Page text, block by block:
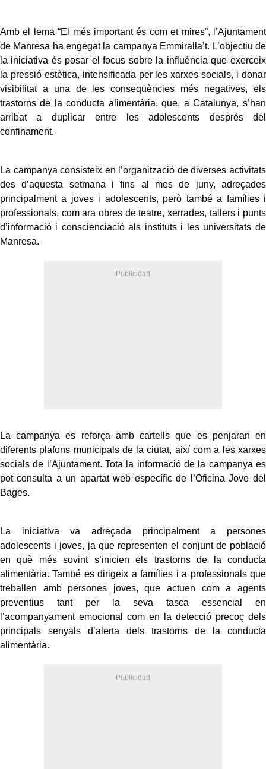
Amb el lema “El més important és com et mires”, l’Ajuntament
de Manresa ha engegat la campanya Emmiralla’t. L’objectiu de
la iniciativa és posar el focus sobre la influència que exerceix
la pressió estètica, intensificada per les xarxes socials, i donar
visibilitat a una de les conseqüències més negatives, els
trastorns de la conducta alimentària, que, a Catalunya, s’han
arribat a duplicar entre les adolescents després del
confinament.
La campanya consisteix en l’organització de diverses activitats
des d’aquesta setmana i fins al mes de juny, adreçades
principalment a joves i adolescents, però també a famílies i
professionals, com ara obres de teatre, xerrades, tallers i punts
d’informació i conscienciació als instituts i les universitats de
Manresa.
La campanya es reforça amb cartells que es penjaran en
diferents plafons municipals de la ciutat, així com a les xarxes
socials de l’Ajuntament. Tota la informació de la campanya es
pot consulta a un apartat web específic de l’Oficina Jove del
Bages.
La iniciativa va adreçada principalment a persones
adolescents i joves, ja que representen el conjunt de població
en què més sovint s’inicien els trastorns de la conducta
alimentària. També es dirigeix a famílies i a professionals que
treballen amb persones joves, que actuen com a agents
preventius tant per la seva tasca essencial en
l’acompanyament emocional com en la detecció precoç dels
principals senyals d’alerta dels trastorns de la conducta
alimentària.